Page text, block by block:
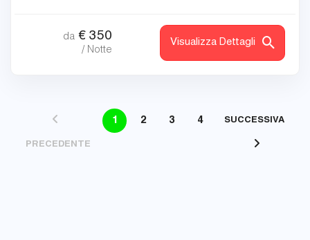
da € 350
/ Notte
Visualizza Dettagli
PRECEDENTE
1 2 3 4 SUCCESSIVA